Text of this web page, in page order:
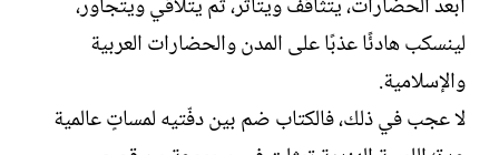
لينسكب هادئًا عذبًا على المدن والحضارات العربية
والإسلامية.
لا عجب في ذلك، فالكتاب ضم بين دفّتيه لمساتٍ عالمية